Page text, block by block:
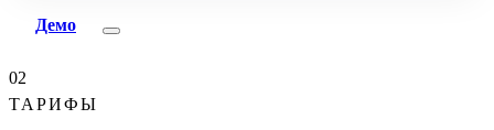
Демо
02
ТАРИФЫ